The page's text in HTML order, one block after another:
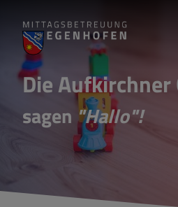
ZUR STARTSEITE SPRINGEN
ZUM FUSSBEREICH SPRINGEN
Die
sagen "Hallo"!